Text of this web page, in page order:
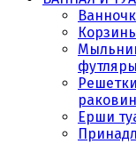
Ерши